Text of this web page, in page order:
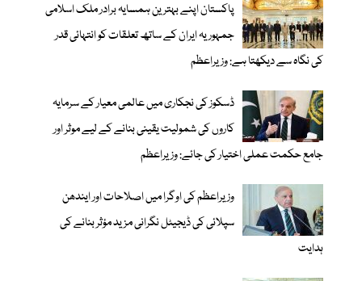
پاکستان اپنے بہترین ہمسایہ برادر ملک اسلامی
جمہوریہ ایران کے ساتھ تعلقات کو انتہائی قدر
کی نگاہ سے دیکھتا ہے: وزیراعظم
ڈسکوز کی نجکاری میں عالمی معیار کے سرمایہ
کاروں کی شمولیت یقینی بنانے کے لیے موثر اور
جامع حکمت عملی اختیار کی جائے: وزیراعظم
وزیراعظم کی اوگرا میں اصلاحات اور ایندھن
سپلائی کی ڈیجیٹل نگرانی مزید مؤثر بنانے کی
ہدایت